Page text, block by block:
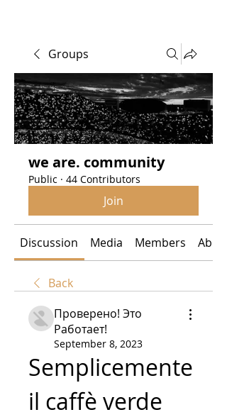
Groups
we are. community
Public · 44 Contributors
Join
Discussion Media Members About
Back
Проверено! Это
Работает!
September 8, 2023
Semplicemente
il caffè verde